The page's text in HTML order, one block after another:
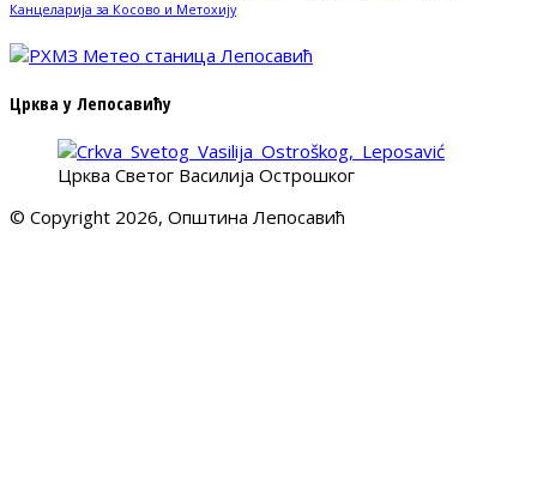
Канцеларија за Косово и Метохију
Црква у Лепосавићу
Црква Светог Василија Острошког
© Copyright 2026, Општина Лепосавић